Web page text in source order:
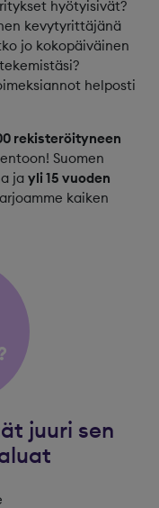
hyötyisivät?
kevytyrittäjänä
jo kokopäiväinen
helposti
rekisteröityneen
Suomen
ja yli 15 vuoden
kaiken
juuri sen